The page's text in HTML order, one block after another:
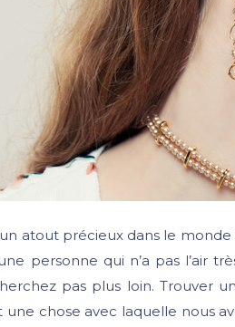
atout précieux dans le
personne qui n’a pas l’air
pas plus loin. Trouver
une chose avec laquelle nous